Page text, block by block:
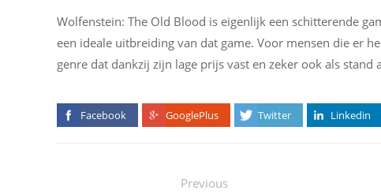
Wolfenstein: The Old Blood is eigenlijk een schitterende
een ideale uitbreiding van dat game. Voor mensen die er
genre dat dankzij zijn lage prijs vast en zeker ook als stand
Facebook GooglePlus Twitter Linkedin
Previous